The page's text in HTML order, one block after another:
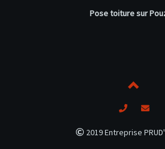
Pose toiture sur
2019 Entreprise